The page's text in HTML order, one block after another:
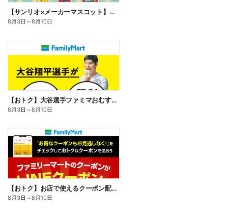
【サンリオ×メーカーマスコット】オリジナルグッズ貰える!
8月3日 ～8月10日
【おトク】大谷選手ファミマおむすび割
8月3日 ～8月10日
【おトク】お店で使えるクーポン配信中
8月3日 ～8月10日